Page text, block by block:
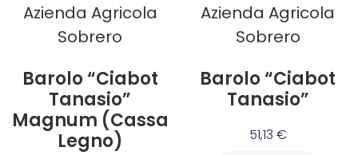
Azienda Agricola
Sobrero
Barolo “Ciabot
Tanasio”
Magnum (Cassa
Legno)
Azienda Agricola
Sobrero
Barolo “Ciabot
Tanasio”
51,13 €